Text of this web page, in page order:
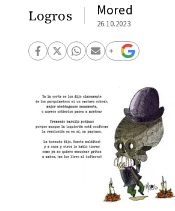
Logros Mored
26.10.2023